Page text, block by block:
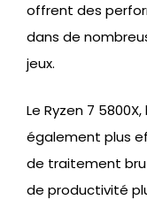
offrent des
dans de
jeux.
Le Ryzen 7
également plus
de traitement
de productivité